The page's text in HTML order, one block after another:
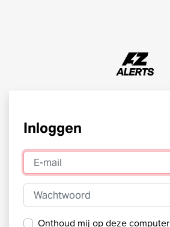
Inloggen
E-mail
Wachtwoord
Onthoud mij op deze computer